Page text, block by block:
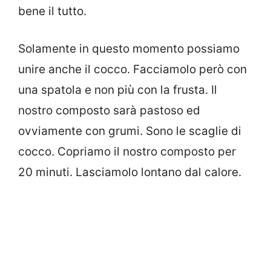
bene il tutto.
Solamente in questo momento possiamo
unire anche il cocco. Facciamolo però con
una spatola e non più con la frusta. Il
nostro composto sarà pastoso ed
ovviamente con grumi. Sono le scaglie di
cocco. Copriamo il nostro composto per
20 minuti. Lasciamolo lontano dal calore.